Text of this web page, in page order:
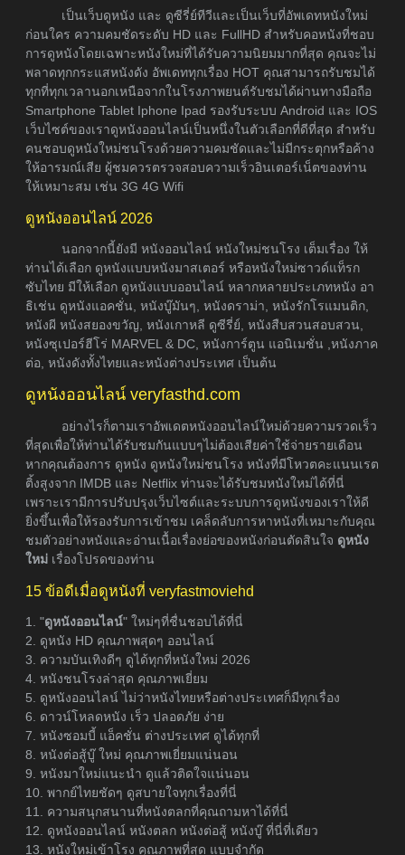
เป็นเว็บดูหนัง และ ดูซีรี่ย์ทีวีและเป็นเว็บที่อัพเดทหนังใหม่
ก่อนใคร ความคมชัดระดับ HD และ FullHD สำหรับคอหนังที่ชอบ
การดูหนังโดยเฉพาะหนังใหม่ที่ได้รับความนิยมมากที่สุด คุณจะไม่
พลาดทุกกระแสหนังดัง อัพเดททุกเรื่อง HOT คุณสามารถรับชมได้
ทุกที่ทุกเวลานอกเหนือจากในโรงภาพยนต์รับชมได้ผ่านทางมือถือ
Smartphone Tablet Iphone Ipad รองรับระบบ Android และ IOS
เว็บไซต์ของเราดูหนังออนไลน์เป็นหนึ่งในตัวเลือกที่ดีที่สุด สำหรับ
คนชอบดูหนังใหม่ชนโรงด้วยความคมชัดและไม่มีกระตุกหรือค้าง
ให้อารมณ์เสีย ผู้ชมควรตรวจสอบความเร็วอินเตอร์เน็ตของท่าน
ให้เหมาะสม เช่น 3G 4G Wifi
ดูหนังออนไลน์ 2026
นอกจากนี้ยังมี หนังออนไลน์ หนังใหม่ชนโรง เต็มเรื่อง ให้
ท่านได้เลือก ดูหนังแบบหนังมาสเตอร์ หรือหนังใหม่ซาวด์แท็รก
ซับไทย มีให้เลือก ดูหนังแบบออนไลน์ หลากหลายประเภทหนัง อา
ธิเช่น ดูหนังแอคชั่น, หนังบู๊มันๆ, หนังดราม่า, หนังรักโรแมนติก,
หนังผี หนังสยองขวัญ, หนังเกาหลี ดูซีรี่ย์, หนังสืบสวนสอบสวน,
หนังซุเปอร์ฮีโร่ MARVEL & DC, หนังการ์ตูน แอนิเมชั่น ,หนังภาค
ต่อ, หนังดังทั้งไทยและหนังต่างประเทศ เป็นต้น
ดูหนังออนไลน์ veryfasthd.com
อย่างไรก็ตามเราอัพเดตหนังออนไลน์ใหม่ด้วยความรวดเร็ว
ที่สุดเพื่อให้ท่านได้รับชมกันแบบๆไม่ต้องเสียค่าใช้จ่ายรายเดือน
หากคุณต้องการ ดูหนัง ดูหนังใหม่ชนโรง หนังที่มีโหวตคะแนนเรต
ติ้งสูงจาก IMDB และ Netflix ท่านจะได้รับชมหนังใหม่ได้ที่นี่
เพราะเรามีการปรับปรุงเว็บไซต์และระบบการดูหนังของเราให้ดี
ยิ่งขึ้นเพื่อให้รองรับการเข้าชม เคล็ดลับการหาหนังที่เหมาะกับคุณ
ชมตัวอย่างหนังและอ่านเนื้อเรื่องย่อของหนังก่อนตัดสินใจ ดูหนัง
ใหม่ เรื่องโปรดของท่าน
15 ข้อดีเมื่อดูหนังที่ veryfastmoviehd
1. "ดูหนังออนไลน์" ใหม่ๆที่ชื่นชอบได้ที่นี่
2. ดูหนัง HD คุณภาพสุดๆ ออนไลน์
3. ความบันเทิงดีๆ ดูได้ทุกที่หนังใหม่ 2026
4. หนังชนโรงล่าสุด คุณภาพเยี่ยม
5. ดูหนังออนไลน์ ไม่ว่าหนังไทยหรือต่างประเทศก็มีทุกเรื่อง
6. ดาวน์โหลดหนัง เร็ว ปลอดภัย ง่าย
7. หนังซอมบี้ แอ็คชั่น ต่างประเทศ ดูได้ทุกที่
8. หนังต่อสู้บู๊ ใหม่ คุณภาพเยี่ยมแน่นอน
9. หนังมาใหม่แนะนำ ดูแล้วติดใจแน่นอน
10. พากย์ไทยชัดๆ ดูสบายใจทุกเรื่องที่นี่
11. ความสนุกสนานที่หนังตลกที่คุณถามหาได้ที่นี่
12. ดูหนังออนไลน์ หนังตลก หนังต่อสู้ หนังบู๊ ที่นี่ที่เดียว
13. หนังใหม่เข้าโรง คุณภาพที่สุด แบบจำกัด